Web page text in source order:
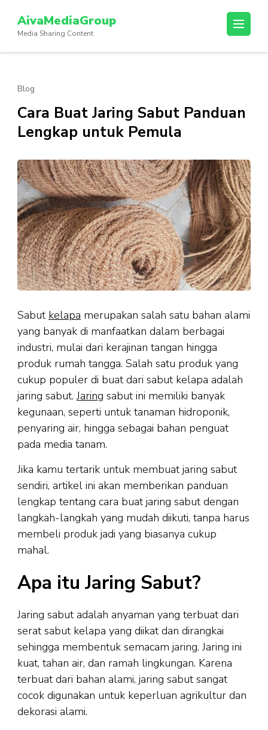
konten
(Tekan
AivaMediaGroup
Media Sharing Content
Blog
Cara Buat Jaring Sabut Panduan
Lengkap untuk Pemula
Sabut kelapa merupakan salah satu bahan alami
yang banyak di manfaatkan dalam berbagai
industri, mulai dari kerajinan tangan hingga
produk rumah tangga. Salah satu produk yang
cukup populer di buat dari sabut kelapa adalah
jaring sabut. Jaring sabut ini memiliki banyak
kegunaan, seperti untuk tanaman hidroponik,
penyaring air, hingga sebagai bahan penguat
pada media tanam.
Jika kamu tertarik untuk membuat jaring sabut
sendiri, artikel ini akan memberikan panduan
lengkap tentang cara buat jaring sabut dengan
langkah-langkah yang mudah diikuti, tanpa harus
membeli produk jadi yang biasanya cukup
mahal.
Apa itu Jaring Sabut?
Jaring sabut adalah anyaman yang terbuat dari
serat sabut kelapa yang diikat dan dirangkai
sehingga membentuk semacam jaring. Jaring ini
kuat, tahan air, dan ramah lingkungan. Karena
terbuat dari bahan alami, jaring sabut sangat
cocok digunakan untuk keperluan agrikultur dan
dekorasi alami.